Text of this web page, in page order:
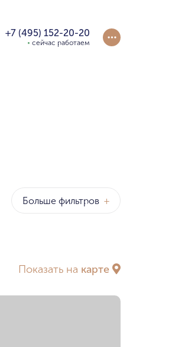
+7 (495) 152-20-20
сейчас работаем
Больше фильтров +
Показать на карте